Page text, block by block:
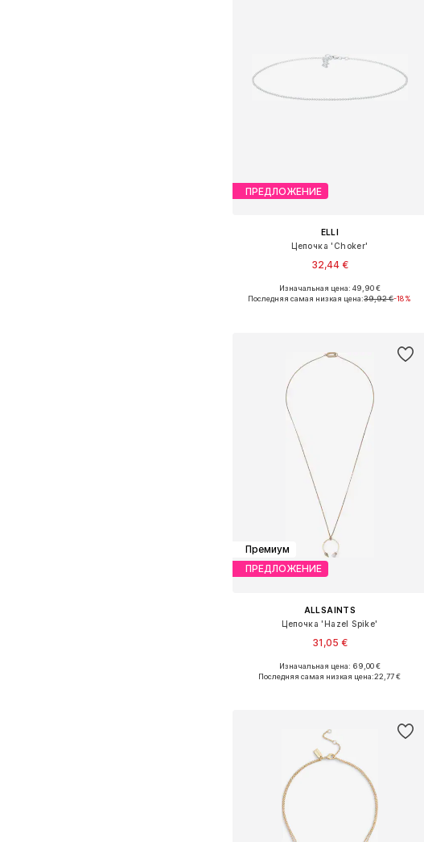
ПРЕДЛОЖЕНИЕ
ELLI
Цепочка 'Choker'
32,44 €
Доступные размеры: One Size
Изначальная цена: 49,90 €
Последняя самая низкая цена:39,92 €-18%
Премиум
ПРЕДЛОЖЕНИЕ
ALLSAINTS
Цепочка 'Hazel Spike'
31,05 €
Доступные размеры: One Size
Изначальная цена: 69,00 €
Последняя самая низкая цена:22,77 €